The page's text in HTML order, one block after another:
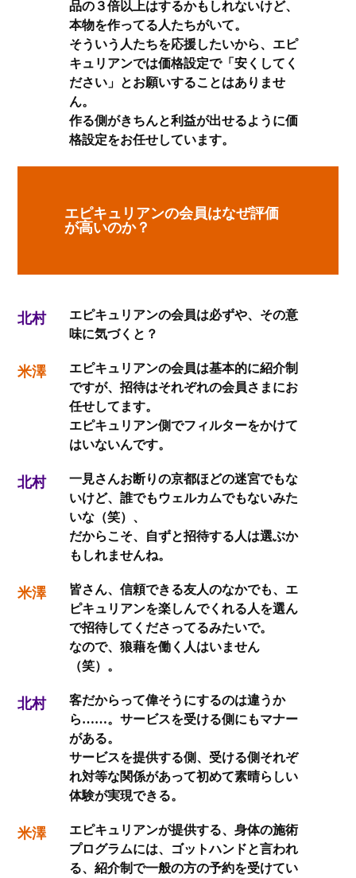
品の３倍以上はするかもしれないけど、
本物を作ってる人たちがいて。
そういう人たちを応援したいから、エピ
キュリアンでは価格設定で「安くしてく
ださい」とお願いすることはありませ
ん。
作る側がきちんと利益が出せるように価
格設定をお任せしています。
エピキュリアンの会員はなぜ評価
が高いのか？
北村
エピキュリアンの会員は必ずや、その意
味に気づくと？
米澤
エピキュリアンの会員は基本的に紹介制
ですが、招待はそれぞれの会員さまにお
任せしてます。
エピキュリアン側でフィルターをかけて
はいないんです。
北村
一見さんお断りの京都ほどの迷宮でもな
いけど、誰でもウェルカムでもないみた
いな（笑）、
だからこそ、自ずと招待する人は選ぶか
もしれませんね。
米澤
皆さん、信頼できる友人のなかでも、エ
ピキュリアンを楽しんでくれる人を選ん
で招待してくださってるみたいで。
なので、狼藉を働く人はいません
（笑）。
北村
客だからって偉そうにするのは違うか
ら……。サービスを受ける側にもマナー
がある。
サービスを提供する側、受ける側それぞ
れ対等な関係があって初めて素晴らしい
体験が実現できる。
米澤
エピキュリアンが提供する、身体の施術
プログラムには、ゴットハンドと言われ
る、紹介制で一般の方の予約を受けてい